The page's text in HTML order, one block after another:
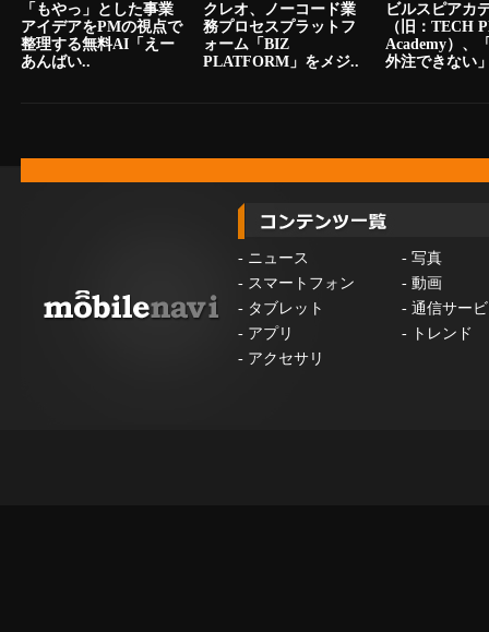
「もやっ」とした事業
アイデアをPMの視点で
整理する無料AI「えー
あんばい..
クレオ、ノーコード業
務プロセスプラットフ
ォーム「BIZ
PLATFORM」をメジ..
ビルスピアカ
（旧：TECH
Academy）、
外注できない
- ニュース - 写真
- スマートフォン - 動画
- タブレット - 通信サー
- アプリ -
トレンド
- アクセサリ